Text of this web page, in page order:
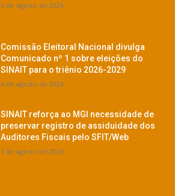
6 de agosto de 2026
Comissão Eleitoral Nacional divulga
Comunicado nº 1 sobre eleições do
SINAIT para o triênio 2026-2029
6 de agosto de 2026
SINAIT reforça ao MGI necessidade de
preservar registro de assiduidade dos
Auditores Fiscais pelo SFIT/Web
1 de agosto de 2026